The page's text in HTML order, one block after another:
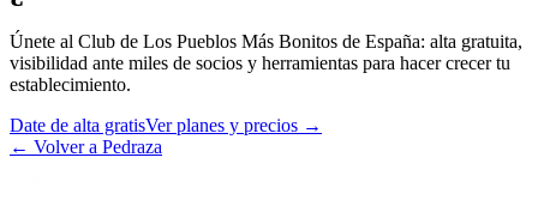
Únete al Club de Los Pueblos Más Bonitos de España: alta gratuita,
visibilidad ante miles de socios y herramientas para hacer crecer tu
establecimiento.
Date de alta gratisVer planes y precios →
← Volver a Pedraza